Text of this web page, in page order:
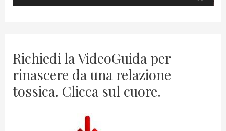
Richiedi la VideoGuida per
rinascere da una relazione
tossica. Clicca sul cuore.